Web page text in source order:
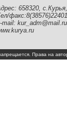
658320,
факс:8(38576)22401
mail: kur_adm@mail.ru
запрещается. Права